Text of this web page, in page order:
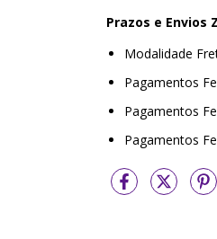
Prazos e Envios
Modalidade
Pagamentos
Pagamentos
Pagamentos